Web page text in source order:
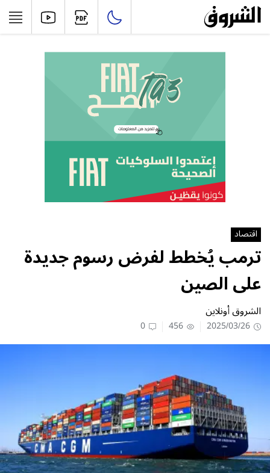
اقتصاد
ترمب يُخطط لفرض رسوم جديدة
على الصين
الشروق أونلاين
2025/03/26
456
0